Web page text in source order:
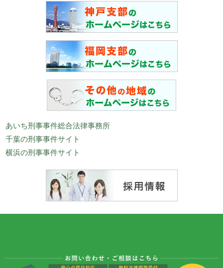
あいち刑事事件総合法律事務所
千葉の刑事事件サイト
横浜の刑事事件サイト